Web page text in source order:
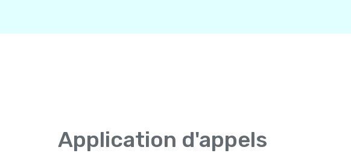
Application d'appels